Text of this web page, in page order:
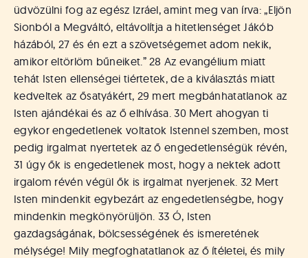
üdvözülni fog az egész Izráel, amint meg van írva: „Eljön
Sionból a Megváltó, eltávolítja a hitetlenséget Jákób
házából, 27 és én ezt a szövetségemet adom nekik,
amikor eltörlöm bűneiket.” 28 Az evangélium miatt
tehát Isten ellenségei tiértetek, de a kiválasztás miatt
kedveltek az ősatyákért, 29 mert megbánhatatlanok az
Isten ajándékai és az ő elhívása. 30 Mert ahogyan ti
egykor engedetlenek voltatok Istennel szemben, most
pedig irgalmat nyertetek az ő engedetlenségük révén,
31 úgy ők is engedetlenek most, hogy a nektek adott
irgalom révén végül ők is irgalmat nyerjenek. 32 Mert
Isten mindenkit egybezárt az engedetlenségbe, hogy
mindenkin megkönyörüljön. 33 Ó, Isten
gazdagságának, bölcsességének és ismeretének
mélysége! Mily megfoghatatlanok az ő ítéletei, és mily